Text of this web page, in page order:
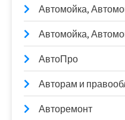
Автомойка,
Автомойка,
АвтоПро
Авторам и
Авторемонт